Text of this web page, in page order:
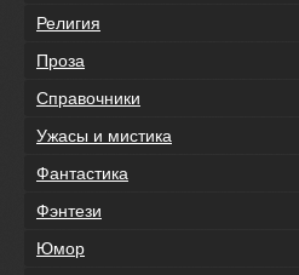
Религия
Проза
Справочники
Ужасы и мистика
Фантастика
Фэнтези
Юмор